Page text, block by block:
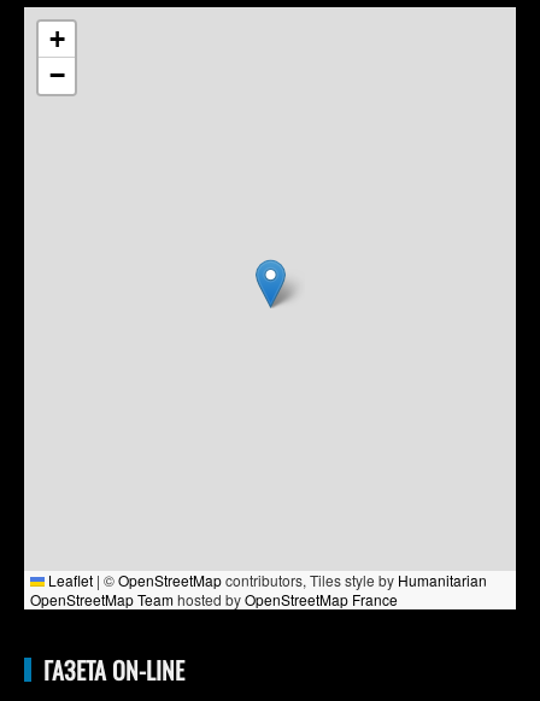
+
−
Leaflet | ©OpenStreetMapcontributors, Tiles style by Humanitarian
OpenStreetMap Teamhosted byOpenStreetMap France
ГАЗЕТА ON-LINE